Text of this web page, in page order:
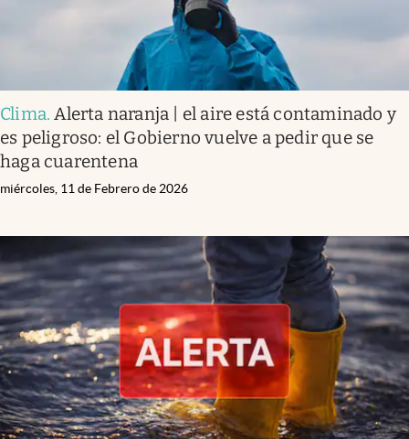
Clima.Alerta naranja | el aire está contaminado y
es peligroso: el Gobierno vuelve a pedir que se
haga cuarentena
miércoles, 11 de Febrero de 2026